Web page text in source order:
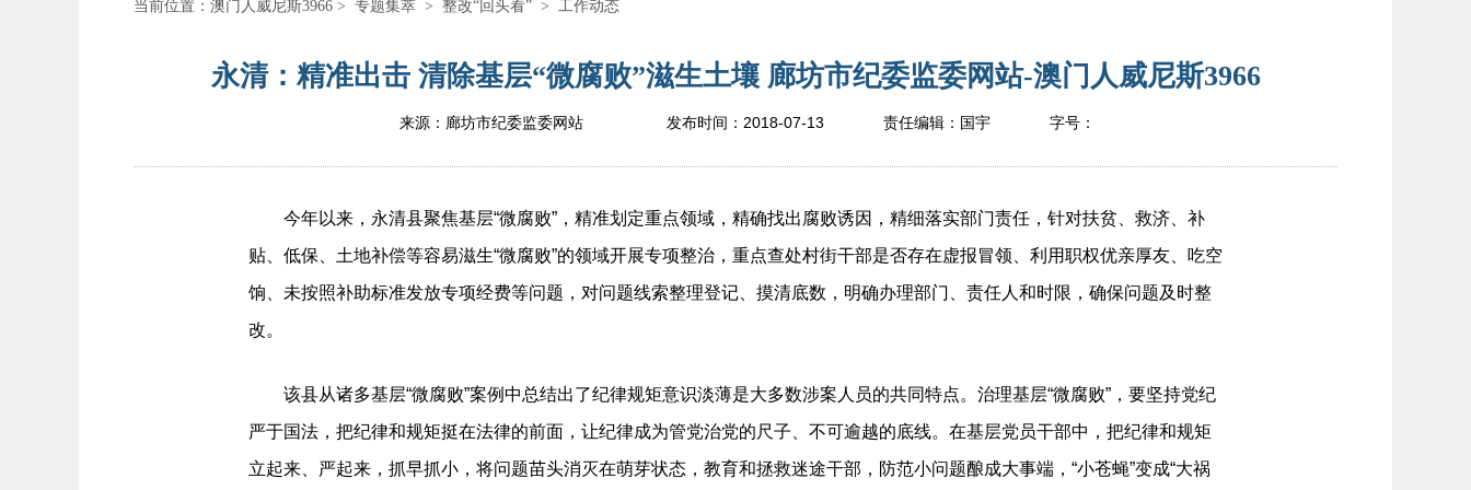
当前位置： 澳门人威尼斯3966 > 专题集萃 > 整改“回头看” > 工作动态
永清：精准出击 清除基层“微腐败”滋生土壤 廊坊市纪委监委网站-澳门人威尼斯3966
来源：廊坊市纪委监委网站 发布时间： 2018-07-13 责任编辑： 国宇 字号：
今年以来，永清县聚焦基层“微腐败”，精准划定重点领域，精确找出腐败诱因，精细落实部门责任，针对扶贫、救济、补
贴、低保、土地补偿等容易滋生“微腐败”的领域开展专项整治，重点查处村街干部是否存在虚报冒领、利用职权优亲厚友、吃空
饷、未按照补助标准发放专项经费等问题，对问题线索整理登记、摸清底数，明确办理部门、责任人和时限，确保问题及时整
改。
该县从诸多基层“微腐败”案例中总结出了纪律规矩意识淡薄是大多数涉案人员的共同特点。治理基层“微腐败”，要坚持党纪
严于国法，把纪律和规矩挺在法律的前面，让纪律成为管党治党的尺子、不可逾越的底线。在基层党员干部中，把纪律和规矩
立起来、严起来，抓早抓小，将问题苗头消灭在萌芽状态，教育和拯救迷途干部，防范小问题酿成大事端，“小苍蝇”变成“大祸